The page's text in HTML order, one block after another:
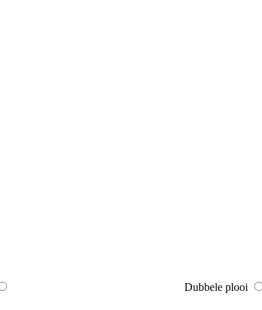
Dubbele plooi